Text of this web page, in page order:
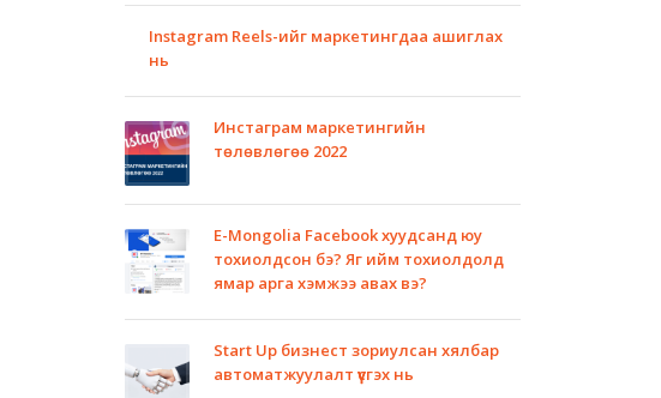
Instagram Reels-ийг маркетингдаа ашиглах
нь
Инстаграм маркетингийн
төлөвлөгөө 2022
E-Mongolia Facebook хуудсанд юу
тохиолдсон бэ? Яг ийм тохиолдолд
ямар арга хэмжээ авах вэ?
Start Up бизнест зориулсан хялбар
автоматжуулалт үүсгэх нь